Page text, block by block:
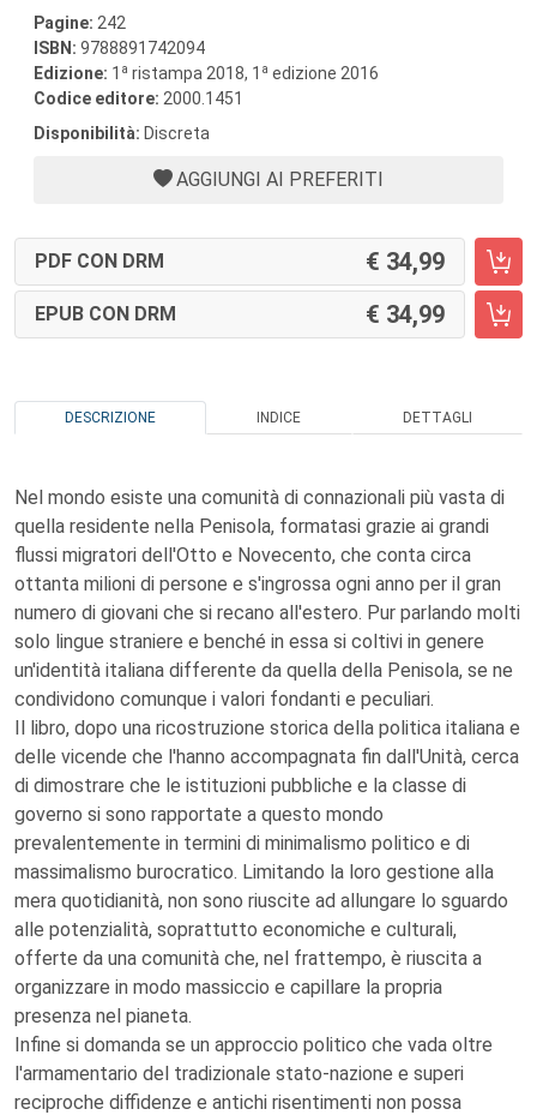
Pagine: 242
ISBN: 9788891742094
Edizione: 1 a ristampa 2018, 1 a edizione 2016
Codice editore: 2000.1451
Disponibilità: Discreta
AGGIUNGI AI PREFERITI
PDF CON DRM 34,99
EPUB CON DRM 34,99
DESCRIZIONE INDICE DETTAGLI
Nel mondo esiste una comunità di connazionali più vasta di
quella residente nella Penisola, formatasi grazie ai grandi
flussi migratori dell'Otto e Novecento, che conta circa
ottanta milioni di persone e s'ingrossa ogni anno per il gran
numero di giovani che si recano all'estero. Pur parlando molti
solo lingue straniere e benché in essa si coltivi in genere
un'identità italiana differente da quella della Penisola, se ne
condividono comunque i valori fondanti e peculiari.
Il libro, dopo una ricostruzione storica della politica italiana e
delle vicende che l'hanno accompagnata fin dall'Unità, cerca
di dimostrare che le istituzioni pubbliche e la classe di
governo si sono rapportate a questo mondo
prevalentemente in termini di minimalismo politico e di
massimalismo burocratico. Limitando la loro gestione alla
mera quotidianità, non sono riuscite ad allungare lo sguardo
alle potenzialità, soprattutto economiche e culturali,
offerte da una comunità che, nel frattempo, è riuscita a
organizzare in modo massiccio e capillare la propria
presenza nel pianeta.
Infine si domanda se un approccio politico che vada oltre
l'armamentario del tradizionale stato-nazione e superi
reciproche diffidenze e antichi risentimenti non possa